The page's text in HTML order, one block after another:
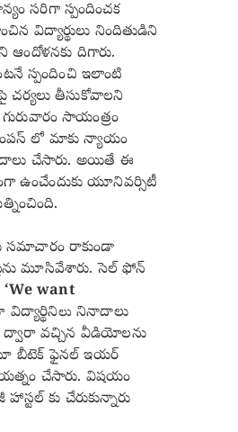
సరిగాస్పందించక
విద్యార్థులు నిందితుడిని
ఆందోళనకు దిగారు.
స్పందించి ఇలాంటి
తీసుకోవాలని
సాయంత్రం
లో మాకు న్యాయం
చేసారు. అయితే ఈ
ఉంచేందుకు యూనివర్సిటీ
రాకుండా
మూసివేశారు. సెల్ ఫోన్
‘We want
విద్యార్థినిలు నినాదాలు
వచ్చిన వీడియోలను
బీటెక్ ఫైనల్ ఇయర్
చేసారు. విషయం
కు చేరుకున్నారు